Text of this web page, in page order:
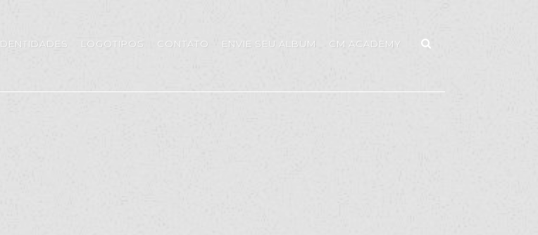
IDENTIDADES LOGOTIPOS CONTATO ENVIE SEU ALBUM CM ACADEMY